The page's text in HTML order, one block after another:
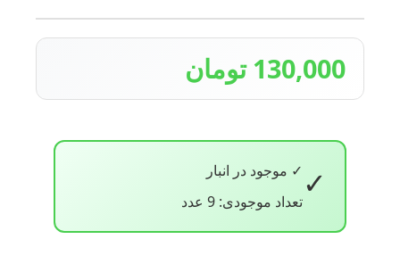
130,000 تومان
✓ ✓ موجود در انبار
تعداد موجودی: 9 عدد